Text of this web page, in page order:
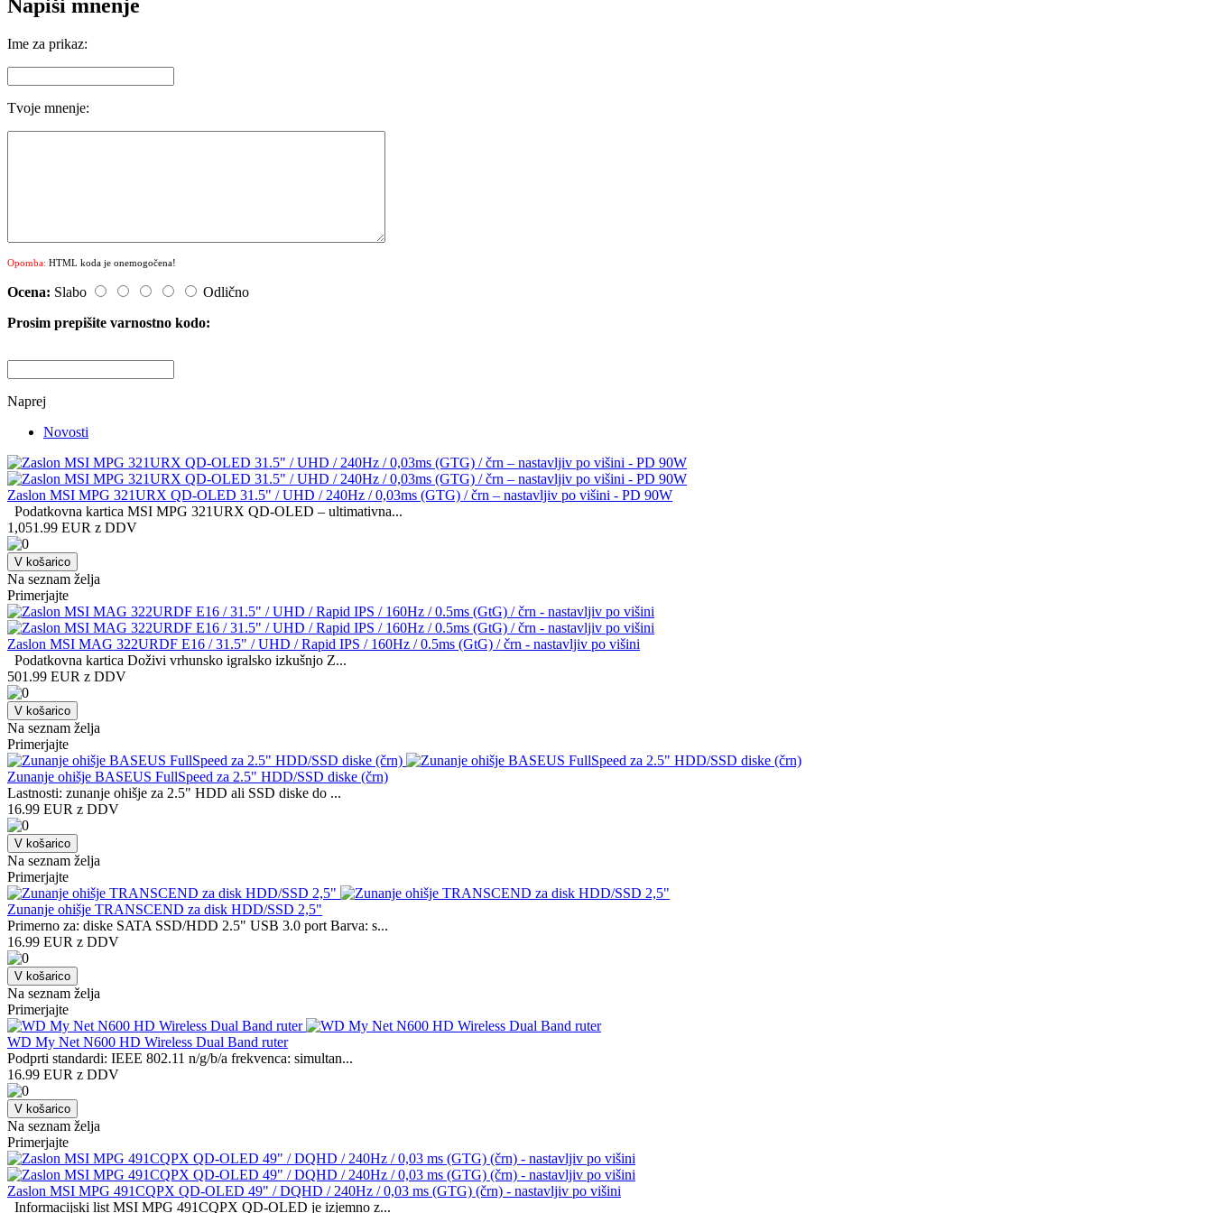
Napiši mnenje
Ime za prikaz:
Tvoje mnenje:
Opomba: HTML koda je onemogočena!
Ocena: Slabo
Odlično
Prosim prepišite varnostno kodo:
Naprej
Novosti
Zaslon MSI MPG 321URX QD-OLED 31.5" / UHD / 240Hz / 0,03ms (GTG) / črn – nastavljiv po višini - PD 90W
Podatkovna kartica MSI MPG 321URX QD-OLED – ultimativna...
1,051.99 EUR z DDV
V košarico
Na seznam želja
Primerjajte
Zaslon MSI MAG 322URDF E16 / 31.5" / UHD / Rapid IPS / 160Hz / 0.5ms (GtG) / črn - nastavljiv po višini
Podatkovna kartica Doživi vrhunsko igralsko izkušnjo Z...
501.99 EUR z DDV
V košarico
Na seznam želja
Primerjajte
Zunanje ohišje BASEUS FullSpeed za 2.5" HDD/SSD diske (črn)
Lastnosti: zunanje ohišje za 2.5" HDD ali SSD diske do ...
16.99 EUR z DDV
V košarico
Na seznam želja
Primerjajte
Zunanje ohišje TRANSCEND za disk HDD/SSD 2,5"
Primerno za: diske SATA SSD/HDD 2.5" USB 3.0 port Barva: s...
16.99 EUR z DDV
V košarico
Na seznam želja
Primerjajte
WD My Net N600 HD Wireless Dual Band ruter
Podprti standardi: IEEE 802.11 n/g/b/a frekvenca: simultan...
16.99 EUR z DDV
V košarico
Na seznam želja
Primerjajte
Zaslon MSI MPG 491CQPX QD-OLED 49" / DQHD / 240Hz / 0,03 ms (GTG) (črn) - nastavljiv po višini
Informacijski list MSI MPG 491CQPX QD-OLED je izjemno z...